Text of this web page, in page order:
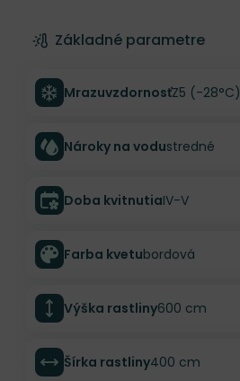
Základné parametre
MrazuvzdornosťZ5 (-28°C)
Nároky na vodustredné
Doba kvitnutiaIV-V
Farba kvetubordová
Výška rastliny600 cm
Šírka rastliny400 cm